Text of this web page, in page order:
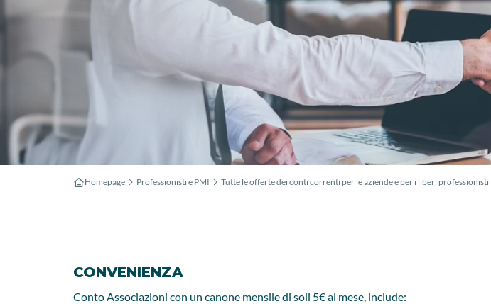
Homepage Professionisti e PMI Tutte le offerte dei conti correnti per le aziende e per i liberi professionisti
CONVENIENZA
Conto Associazioni con un canone mensile di soli 5€ al mese, include: